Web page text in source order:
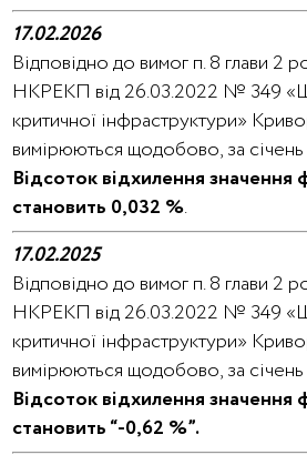
17.02.2026
Відповідно до вимог п. 8 глави
НКРЕКП від 26.03.2022 № 349
критичної інфраструктури»
вимірюються щодобово, за
Відсоток відхилення
становить 0,032 %.
17.02.2025
Відповідно до вимог п. 8 глави
НКРЕКП від 26.03.2022 № 349
критичної інфраструктури»
вимірюються щодобово, за
Відсоток відхилення
становить “-0,62 %”.